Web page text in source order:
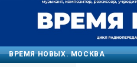
ВРЕМЯ НОВЫХ. МОСКВА